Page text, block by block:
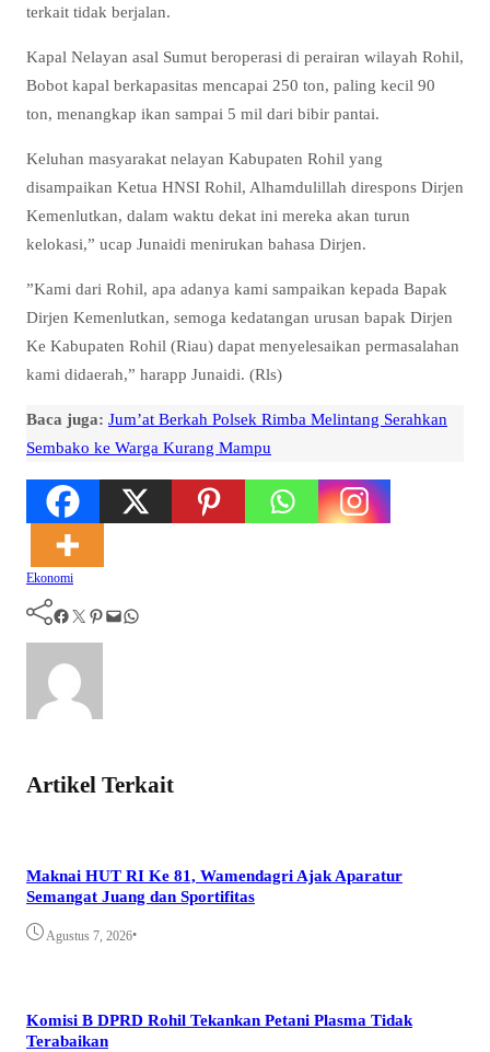
terkait tidak berjalan.
Kapal Nelayan asal Sumut beroperasi di perairan wilayah Rohil,
Bobot kapal berkapasitas mencapai 250 ton, paling kecil 90
ton, menangkap ikan sampai 5 mil dari bibir pantai.
Keluhan masyarakat nelayan Kabupaten Rohil yang
disampaikan Ketua HNSI Rohil, Alhamdulillah direspons Dirjen
Kemenlutkan, dalam waktu dekat ini mereka akan turun
kelokasi,” ucap Junaidi menirukan bahasa Dirjen.
”Kami dari Rohil, apa adanya kami sampaikan kepada Bapak
Dirjen Kemenlutkan, semoga kedatangan urusan bapak Dirjen
Ke Kabupaten Rohil (Riau) dapat menyelesaikan permasalahan
kami didaerah,” harapp Junaidi. (Rls)
Baca juga: Jum’at Berkah Polsek Rimba Melintang Serahkan
Sembako ke Warga Kurang Mampu
Ekonomi
Facebook Twitter Pinterest Mail WhatsApp
Artikel Terkait
Maknai HUT RI Ke 81, Wamendagri Ajak Aparatur
Semangat Juang dan Sportifitas
Agustus 7, 2026•
Komisi B DPRD Rohil Tekankan Petani Plasma Tidak
Terabaikan